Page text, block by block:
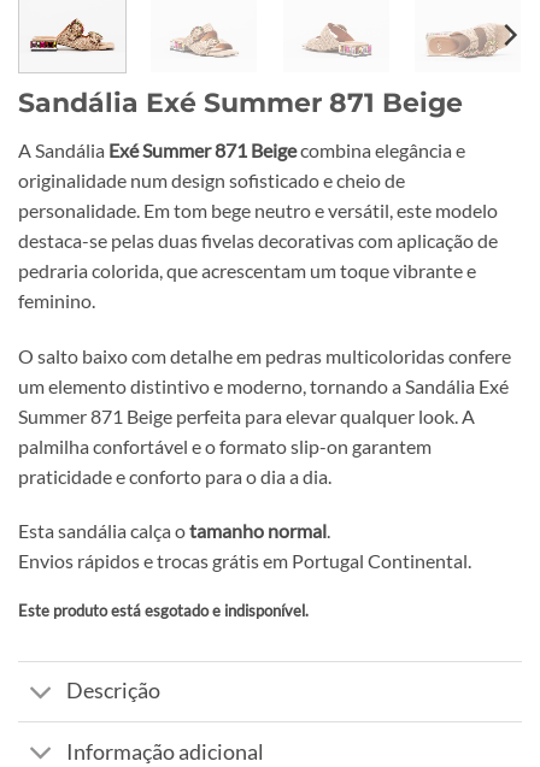
Sandália Exé Summer 871 Beige
A Sandália Exé Summer 871 Beigecombina elegância e
originalidade num design sofisticado e cheio de
personalidade. Em tom bege neutro e versátil, este modelo
destaca-se pelas duas fivelas decorativas com aplicação de
pedraria colorida, que acrescentam um toque vibrante e
feminino.
O salto baixo com detalhe em pedras multicoloridas confere
um elemento distintivo e moderno, tornando a Sandália Exé
Summer 871 Beige perfeita para elevar qualquer look. A
palmilha confortável e o formato slip-on garantem
praticidade e conforto para o dia a dia.
Esta sandália calça otamanho normal.
Envios rápidos e trocas grátis em Portugal Continental.
Este produto está esgotado e indisponível.
Alternative:
Descrição
Informação adicional